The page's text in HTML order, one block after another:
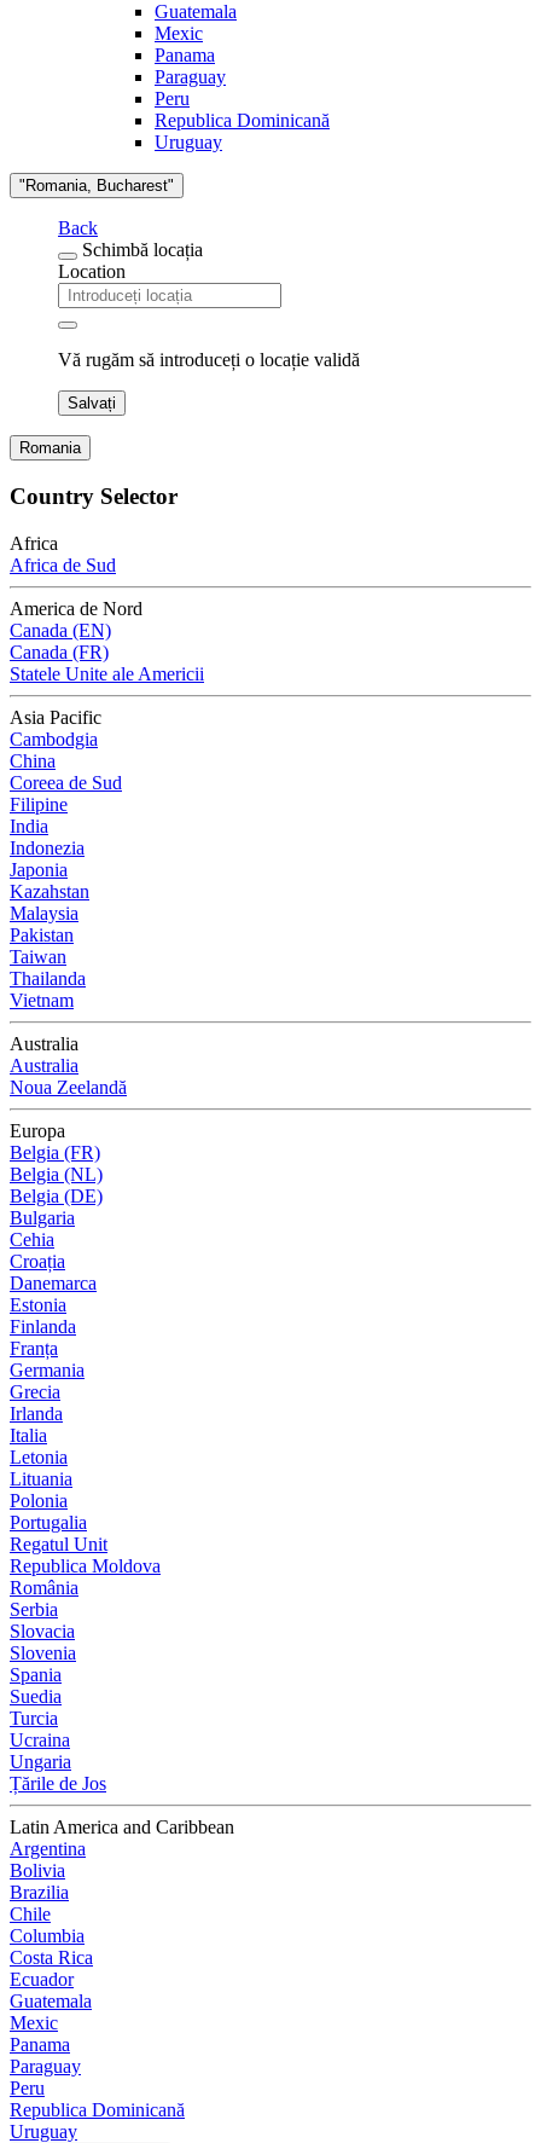
Guatemala
Mexic
Panama
Paraguay
Peru
Republica Dominicană
Uruguay
"Romania, Bucharest"
Back
Schimbă locația
Location
Vă rugăm să introduceți o locație validă
Salvați
Romania
Country Selector
Africa
Africa de Sud
America de Nord
Canada (EN)
Canada (FR)
Statele Unite ale Americii
Asia Pacific
Cambodgia
China
Coreea de Sud
Filipine
India
Indonezia
Japonia
Kazahstan
Malaysia
Pakistan
Taiwan
Thailanda
Vietnam
Australia
Australia
Noua Zeelandă
Europa
Belgia (FR)
Belgia (NL)
Belgia (DE)
Bulgaria
Cehia
Croația
Danemarca
Estonia
Finlanda
Franța
Germania
Grecia
Irlanda
Italia
Letonia
Lituania
Polonia
Portugalia
Regatul Unit
Republica Moldova
România
Serbia
Slovacia
Slovenia
Spania
Suedia
Turcia
Ucraina
Ungaria
Țările de Jos
Latin America and Caribbean
Argentina
Bolivia
Brazilia
Chile
Columbia
Costa Rica
Ecuador
Guatemala
Mexic
Panama
Paraguay
Peru
Republica Dominicană
Uruguay